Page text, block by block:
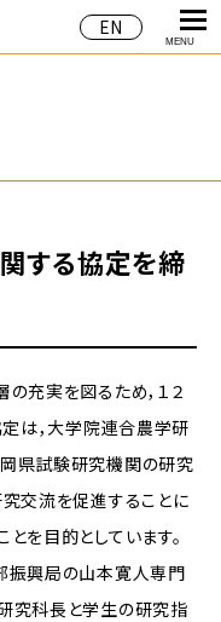
EN
MENU
する協定を締
充実を図るため，１２
定は，大学院連合農学研
県試験研究機関の研究
交流を促進することに
を目的としています。
振興局の山本寛人専門
究科長と学生の研究指